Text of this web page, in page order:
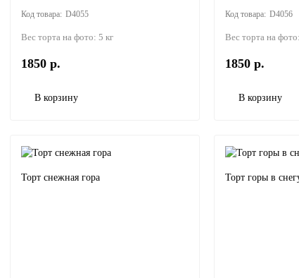
D4055
Вес торта на фото: 5 кг
1850 р.
В корзину
D4056
Вес торта на фото:
1850 р.
В корзину
Торт снежная гора Торт горы в